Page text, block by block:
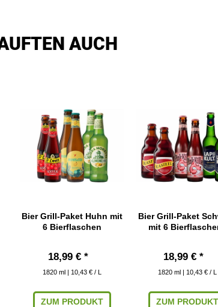
AUCH
Bier Grill-Paket Huhn mit
6 Bierflaschen
18,99 € *
1820 ml | 10,43 € / L
ZUM PRODUKT
Bier Grill-Paket
mit 6
18,99 € *
1820 ml | 10,43 € / L
ZUM PRODUKT